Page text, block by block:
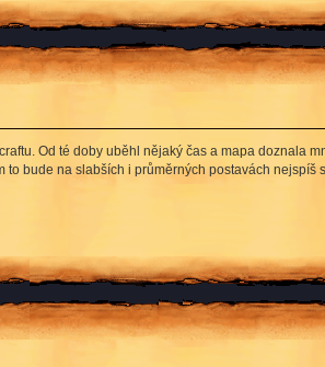
Od té doby uběhl nějaký čas a mapa doznala
bude na slabších i průměrných postavách nejspíš